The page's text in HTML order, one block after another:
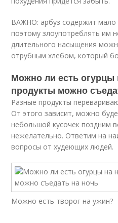
ВАЖНО: арбуз содержит мало
поэтому злоупотреблять им
длительного насыщения
отрубным хлебом, который
Можно ли есть огурцы
продукты можно
Разные продукты
От этого зависит, можно
небольшой кусочек поздним
нежелательно. Ответим на
вопросы от худеющих людей.
Можно есть творог на ужин?